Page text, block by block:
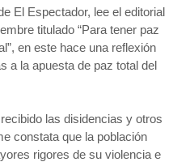
El Espectador, lee el editorial
titulado “Para tener paz
en este hace una reflexión
a la apuesta de paz total del
las disidencias y otros
constata que la población
rigores de su violencia e